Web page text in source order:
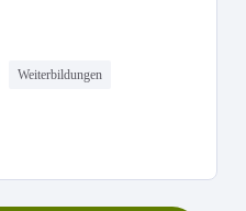
Weiterbildungen